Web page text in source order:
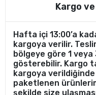
Kargo
Hafta içi 13:00’a
kargoya verilir.
bölgeye göre 1
gösterebilir. Kargo
kargoya
paketlenen
şekilde size